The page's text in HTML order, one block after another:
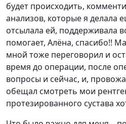
будет происходить,
анализов, которые я делала
отсылала ей, поддерживала
помогает, Алёна, спасибо!!
мной тоже переговорил и
время до операции, после
вопросы и сейчас, и,
обещал смотреть мои
протезированного сустава